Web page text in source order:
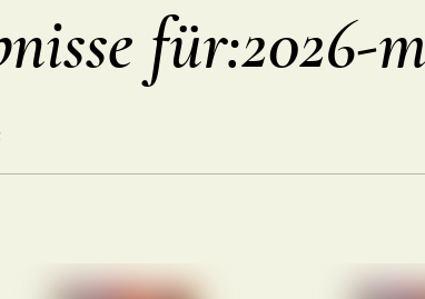
für:2026-